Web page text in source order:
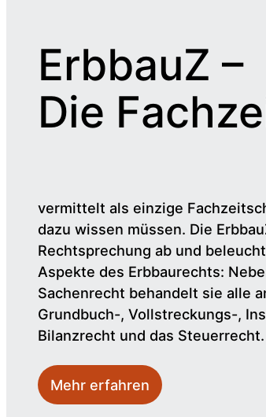
ErbbauZ –
Die
vermittelt als einzige
dazu wissen müssen. Die
Rechtsprechung ab und
Aspekte des Erbbaurechts:
Sachenrecht behandelt sie alle
Grundbuch-, Vollstreckungs-,
Bilanzrecht und das Steuerrecht.
Mehr erfahren